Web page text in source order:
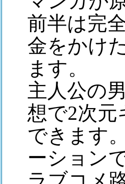
前半は完
金をかけ
ます。
主人公の
想で2次
できます
ーション